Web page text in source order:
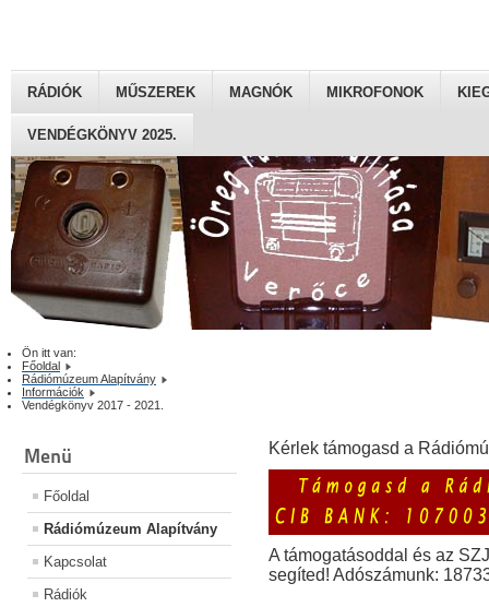
RÁDIÓK MŰSZEREK MAGNÓK MIKROFONOK
VENDÉGKÖNYV 2025.
Ön itt van:
Főoldal
Rádiómúzeum Alapítvány
Információk
Vendégkönyv 2017 - 2021.
Menü
Főoldal
Rádiómúzeum Alapítvány
Kapcsolat
Rádiók
Kérlek támogasd a
A támogatásoddal és az
segíted! Adószámunk: